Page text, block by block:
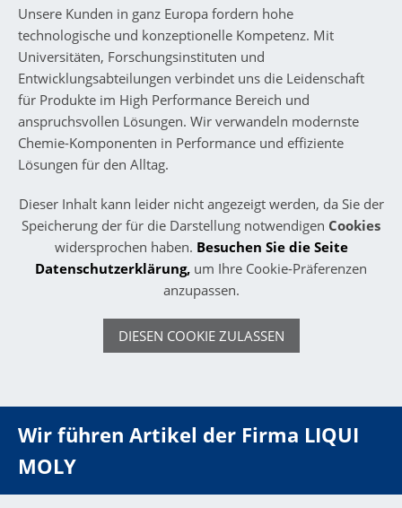
Unsere Kunden in ganz Europa fordern hohe
technologische und konzeptionelle Kompetenz. Mit
Universitäten, Forschungsinstituten und
Entwicklungsabteilungen verbindet uns die Leidenschaft
für Produkte im High Performance Bereich und
anspruchsvollen Lösungen. Wir verwandeln modernste
Chemie-Komponenten in Performance und effiziente
Lösungen für den Alltag.
Dieser Inhalt kann leider nicht angezeigt werden, da Sie der
Speicherung der für die Darstellung notwendigen Cookies
widersprochen haben. Besuchen Sie die Seite
Datenschutzerklärung, um Ihre Cookie-Präferenzen
anzupassen.
DIESEN COOKIE ZULASSEN
Wir führen Artikel der Firma LIQUI
MOLY